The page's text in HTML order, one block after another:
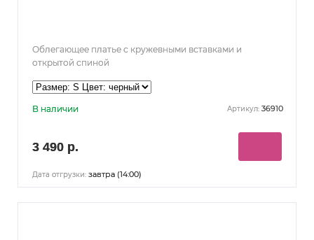
Облегающее платье с кружевными вставками и
открытой спиной
В наличии Артикул: 36910
3 490 р.
Дата отгрузки: завтра (14:00)